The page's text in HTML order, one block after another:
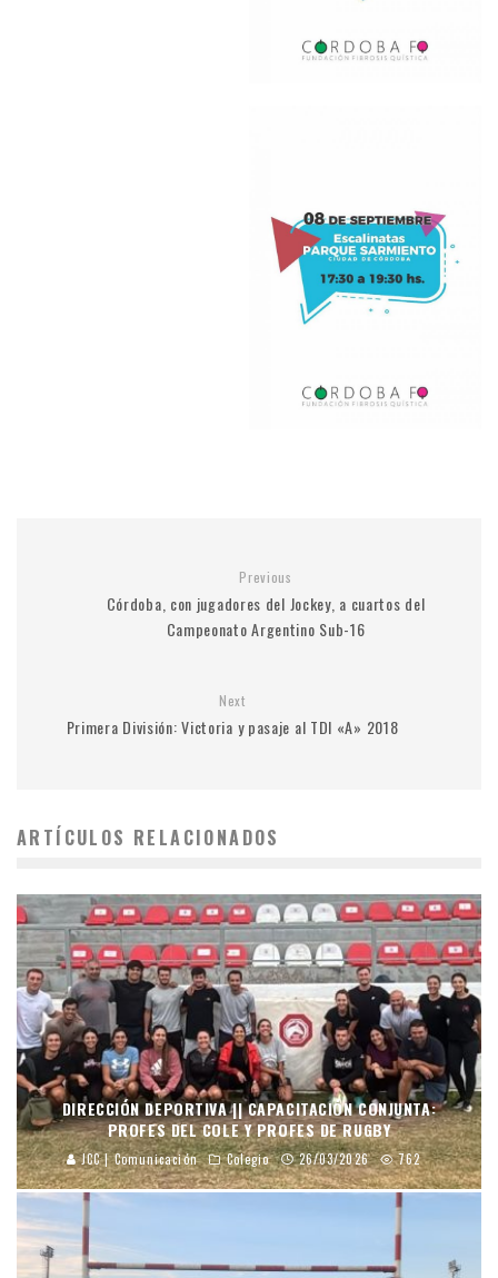
Previous
Córdoba, con jugadores del Jockey, a cuartos del
Campeonato Argentino Sub-16
Next
Primera División: Victoria y pasaje al TDI «A» 2018
ARTÍCULOS RELACIONADOS
DIRECCIÓN DEPORTIVA || CAPACITACIÓN CONJUNTA:
PROFES DEL COLE Y PROFES DE RUGBY
JCC | Comunicación Colegio 26/03/2026 762